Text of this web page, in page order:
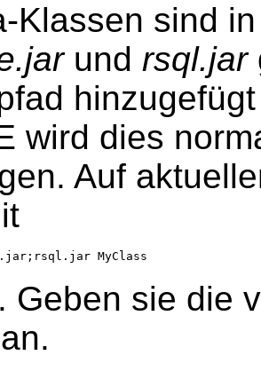
Klassen sind
und rsql.jar
wird dies
Auf
MyClass
Geben sie die